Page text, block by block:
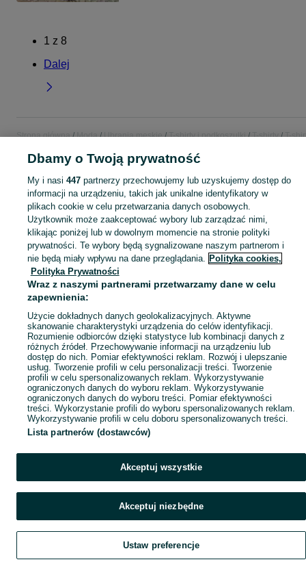
1 z 8
Dalej
Strona główna Moda Ubrania męskie T-shirty i podkoszulki T-shirty
T-
KATEGORIA
Szeroki wybór t-shirtów męskich Tomaszów Mazowiecki ▶️ Różne materiały, kolory i rozmiary ✅ Nowe i używane w atrakcyjnych cenach ✌ Sprawdź oferty na OLX.pl! Zobacz
Mapa kategorii
Mapa miejscowości
Mapa ministron
Szukaj Obserwujesz Dodaj Czat Konto
Dbamy o Twoją prywatność
My i nasi 447partnerzy przechowujemy lub uzyskujemy dostęp do
informacji na urządzeniu, takich jak unikalne identyfikatory w
plikach cookie w celu przetwarzania danych osobowych.
Użytkownik może zaakceptować wybory lub zarządzać nimi,
klikając poniżej lub w dowolnym momencie na stronie polityki
prywatności. Te wybory będą sygnalizowane naszym partnerom i
nie będą miały wpływu na dane przeglądania. Polityka cookies,
Polityka Prywatności
Wraz z naszymi partnerami przetwarzamy dane w celu
zapewnienia:
Użycie dokładnych danych geolokalizacyjnych. Aktywne
skanowanie charakterystyki urządzenia do celów identyfikacji.
Rozumienie odbiorców dzięki statystyce lub kombinacji danych z
różnych źródeł. Przechowywanie informacji na urządzeniu lub
dostęp do nich. Pomiar efektywności reklam. Rozwój i ulepszanie
usług. Tworzenie profili w celu personalizacji treści. Tworzenie
profili w celu spersonalizowanych reklam. Wykorzystywanie
ograniczonych danych do wyboru reklam. Wykorzystywanie
ograniczonych danych do wyboru treści. Pomiar efektywności
treści. Wykorzystanie profili do wyboru spersonalizowanych reklam.
Wykorzystywanie profili w celu doboru spersonalizowanych treści.
Lista partnerów (dostawców)
Akceptuj wszystkie
Akceptuj niezbędne
Ustaw preferencje